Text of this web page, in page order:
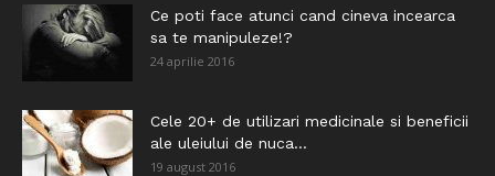
Ce poti face atunci cand cineva incearca
sa te manipuleze!?
24 aprilie 2016
Cele 20+ de utilizari medicinale si beneficii
ale uleiului de nuca...
19 august 2016